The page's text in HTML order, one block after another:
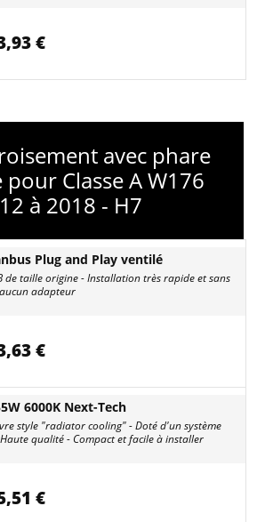
€
avec phare
Classe A W176
à 2018 - H7
Plug and Play ventilé
de taille origine - Installation très rapide et sans
adapteur
€
6000K Next-Tech
style "radiator cooling" - Doté d'un système
qualité - Compact et facile à installer
€